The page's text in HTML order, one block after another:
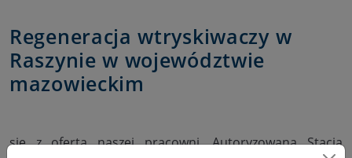
Regeneracja wtryskiwaczy w
Raszynie w województwie
mazowieckim
się z ofertą naszej pracowni. Autoryzowana Stacja